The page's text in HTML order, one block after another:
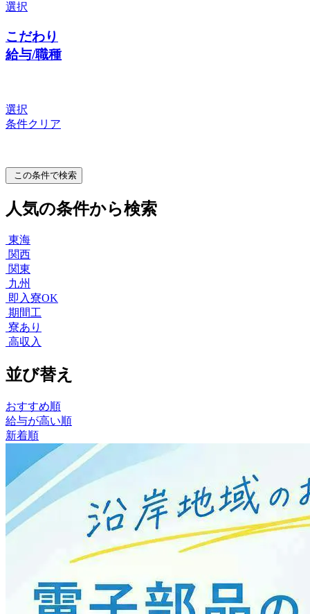
選択
こだわり
給与/職種
選択
条件クリア
この条件で検索
人気の条件から検索
東海
関西
関東
九州
即入寮OK
期間工
寮あり
高収入
並び替え
おすすめ順
給与が高い順
新着順